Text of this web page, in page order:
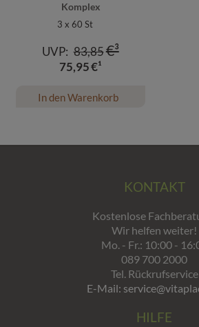
UVP: 83,85€³
75,95€¹
Komplex
3 x 60 St
In den Warenkorb
KONTAKT
Kostenlose
Wir helfen weiter!
Mo. - Fr.: 10:00 -
089 700 2000
Tel. Rückrufservice
E-Mail:
HILFE